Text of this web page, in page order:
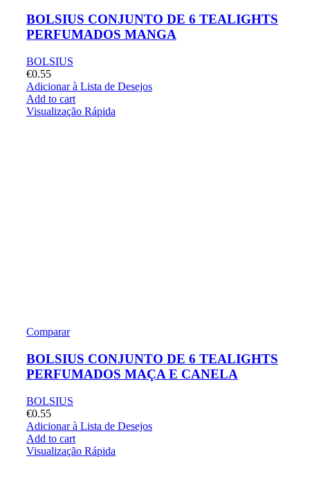
BOLSIUS CONJUNTO DE 6 TEALIGHTS
PERFUMADOS MANGA
BOLSIUS
€0.55
Adicionar à Lista de Desejos
Add to cart
Visualização Rápida
Comparar
BOLSIUS CONJUNTO DE 6 TEALIGHTS
PERFUMADOS MAÇA E CANELA
BOLSIUS
€0.55
Adicionar à Lista de Desejos
Add to cart
Visualização Rápida